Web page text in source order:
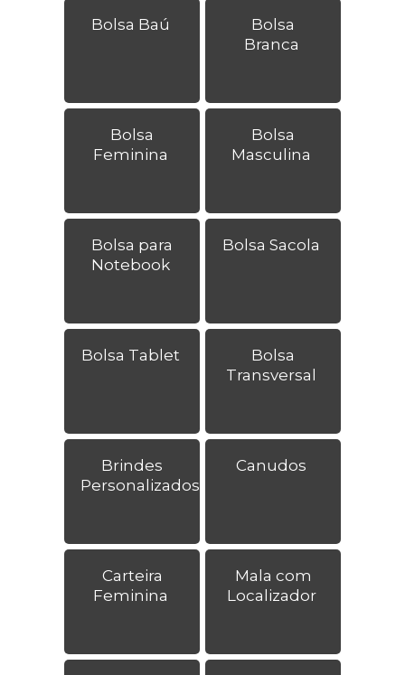
Bolsa Baú
Bolsa
Branca
Bolsa
Feminina
Bolsa
Masculina
Bolsa para
Notebook
Bolsa Sacola
Bolsa Tablet
Bolsa
Transversal
Brindes
Personalizados
Canudos
Carteira
Feminina
Mala com
Localizador